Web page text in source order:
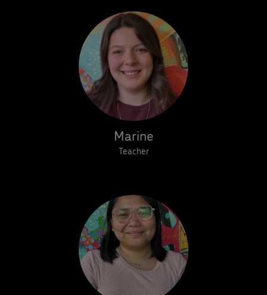
Marine
Teacher